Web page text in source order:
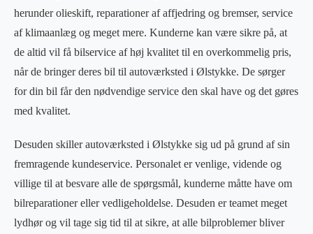
herunder olieskift, reparationer af affjedring og bremser, service
af klimaanlæg og meget mere. Kunderne kan være sikre på, at
de altid vil få bilservice af høj kvalitet til en overkommelig pris,
når de bringer deres bil til autoværksted i Ølstykke. De sørger
for din bil får den nødvendige service den skal have og det gøres
med kvalitet.
Desuden skiller autoværksted i Ølstykke sig ud på grund af sin
fremragende kundeservice. Personalet er venlige, vidende og
villige til at besvare alle de spørgsmål, kunderne måtte have om
bilreparationer eller vedligeholdelse. Desuden er teamet meget
lydhør og vil tage sig tid til at sikre, at alle bilproblemer bliver